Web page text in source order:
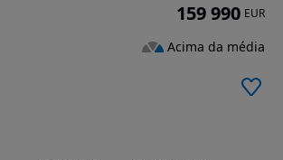
159 990 EUR
Acima da média